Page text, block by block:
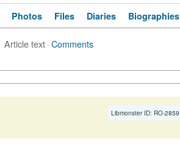
Photos Files Diaries Biographies
Article text·Comments
Libmonster ID: RO-2859